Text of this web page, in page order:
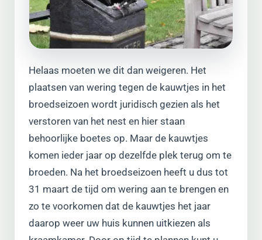
Helaas moeten we dit dan weigeren. Het
plaatsen van wering tegen de kauwtjes in het
broedseizoen wordt juridisch gezien als het
verstoren van het nest en hier staan
behoorlijke boetes op. Maar de kauwtjes
komen ieder jaar op dezelfde plek terug om te
broeden. Na het broedseizoen heeft u dus tot
31 maart de tijd om wering aan te brengen en
zo te voorkomen dat de kauwtjes het jaar
daarop weer uw huis kunnen uitkiezen als